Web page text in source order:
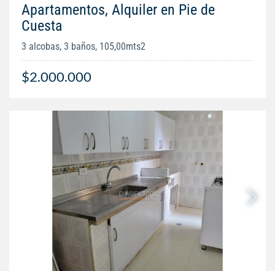
Apartamentos, Alquiler en Pie de
Cuesta
3 alcobas, 3 baños, 105,00mts2
$2.000.000